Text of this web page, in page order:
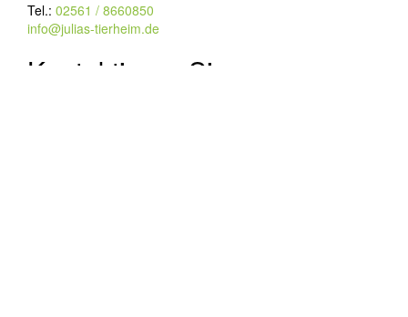
Tel.: 02561 / 8660850
info@julias-tierheim.de
Kontaktieren Sie uns